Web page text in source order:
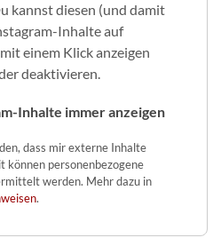
kannst diesen (und damit
Inhalte auf
einem Klick anzeigen
deaktivieren.
Inhalte immer anzeigen
dass mir externe Inhalte
können personenbezogene
werden. Mehr dazu in
.